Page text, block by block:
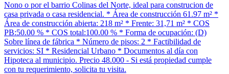
Nono o por el barrio Colinas del Norte, ideal para construcion de
casa privada o casa residencial. * Área de construcción 61.97 m² *
Área de construcción abierta: 218 m² * Frente: 31,71 m² * COS
PB:50.00 % * COS total:100.00 % * Forma de ocupación: (D)
Sobre línea de fábrica * Número de pisos: 2 * Factibilidad de
servicios: SI * Residencial Urbano * Documentos al día con
Hipoteca al municipio. Precio 48.000 - Si está propiedad cumple
con tu requerimiento, solicita tu visita.